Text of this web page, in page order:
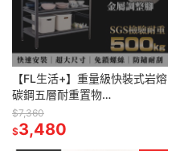
【FL生活+】重量級快裝式岩熔
碳鋼五層耐重置物
架-50*100*183(FL-281-A)免
螺絲 角鋼架 展示架 層架
$7,360
$3,480